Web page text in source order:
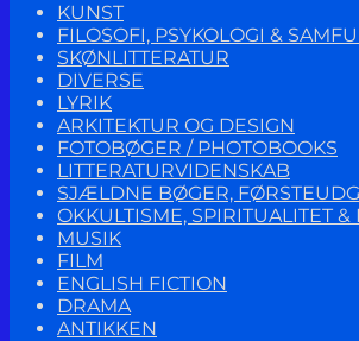
KUNST
FILOSOFI, PSYKOLOGI &
SKØNLITTERATUR
DIVERSE
LYRIK
ARKITEKTUR OG DESIGN
FOTOBØGER / PHOTOBOOKS
LITTERATURVIDENSKAB
SJÆLDNE BØGER,
OKKULTISME, SPIRITUALITET &
MUSIK
FILM
ENGLISH FICTION
DRAMA
ANTIKKEN